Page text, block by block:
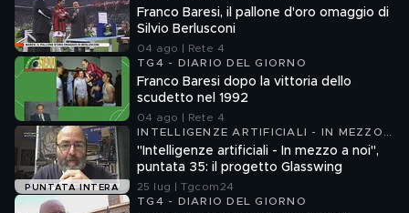
Franco Baresi, il pallone d'oro omaggio di
Silvio Berlusconi
04 ago | Rete 4
TG4 - DIARIO DEL GIORNO
Franco Baresi dopo la vittoria dello
scudetto nel 1992
04 ago | Rete 4
PUNTATA INTERA
INTELLIGENZE ARTIFICIALI - IN MEZZO
A NOI
"Intelligenze artificiali - In mezzo a noi",
puntata 35: il progetto Glasswing
25 lug | Tgcom24
TG4 - DIARIO DEL GIORNO